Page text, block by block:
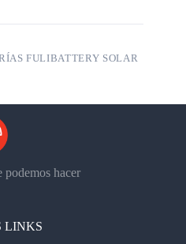
FULIBATTERY SOLAR
podemos hacer
LINKS